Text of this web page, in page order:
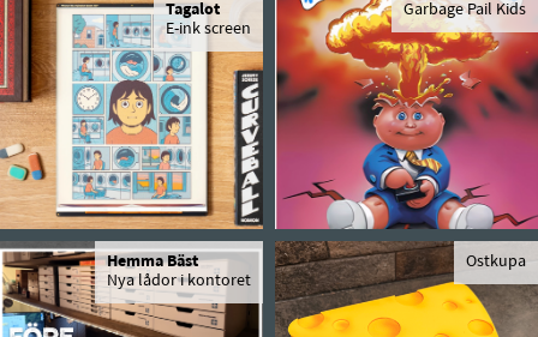
Tagalot
E-ink screen
Garbage Pail Kids
Hemma Bäst
Nya lådor i kontoret
Ostkupa